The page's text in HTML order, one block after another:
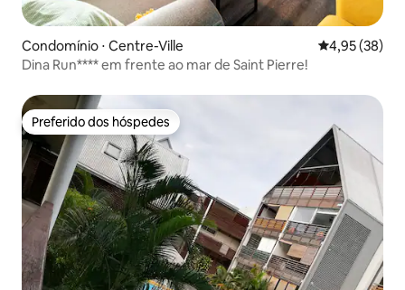
Condomínio ⋅ Centre-Ville 4,95 de uma
4,95 (38)
Dina Run**** em frente ao mar de Saint Pierre!
Preferido dos hóspedes
Preferido dos hóspedes